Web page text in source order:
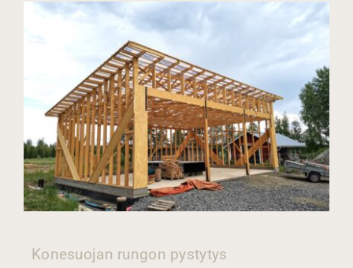
Konesuojan rungon pystytys